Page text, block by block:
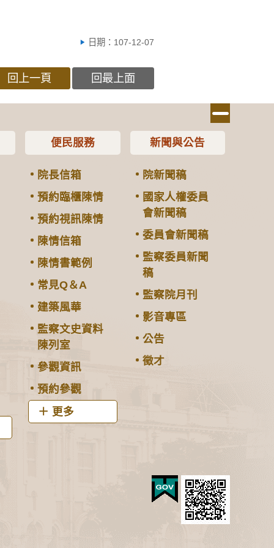
日期：107-12-07
回上一頁 回最上面
便民服務
院長信箱
預約臨櫃陳情
預約視訊陳情
陳情信箱
陳情書範例
常見Q＆A
建築風華
監察文史資料
陳列室
參觀資訊
預約參觀
更多
新聞與公告
院新聞稿
國家人權委員
會新聞稿
委員會新聞稿
監察委員新聞
稿
監察院月刊
影音專區
公告
徵才